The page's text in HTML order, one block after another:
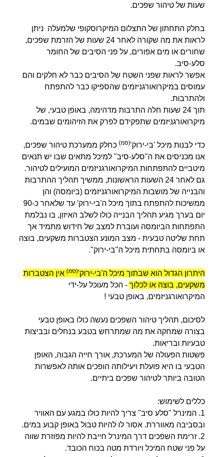
שעות של טיהור שפכים.
בחלק התחתון של התצלום המיקרוסקופי שלמעלה ניתן
לראות את מה שקורה לאחר 24 שעות של הזרמת שפכים,
שחורים או מים אפורים, על פני הסיבים של החומר
סלע-סיב.
אפשר לראות שפני השטח של הסיבים כבר לא חלקים והם
עמוסים במיקרואורגניזמים שהספיקו כבר להתפתח
ולהתרבות.
תוך 24 שעות חלה התרבות מדהימה, באופן טבעי, של
מיקרואורגניזמים שתפקידם לפרק את הזיהומים שבמים.
כדי לבנות מיכל 'בי-ירוק'(סמ) כחלק ממערכת טיהור שפכים,
אנו מכניסים את ה"סלע-סיב" למיכל מתאים שבו יש תנאים
מיטביים להתפתחות המיקרואורגניזמים המועילים לטיהור.
גם לאחר 24 השעות הראשונות, ממשיך תהליך ההתרבות
והבנייה של מושבות המיקרואורגניזמים (ביומסה) והן
ממשיכות להתפתח בתוך מיכל ה'בי-ירוק' עד שלאחר כ-90
יום בערך מגיע תהליך הבנייה כולו לשלב האיזון, בו נבלמת
התפתחות הביומסה ועוברת למצב של חידוש מתמיד אך
תחת שליטה טבעית - מצב המונע הצטברות משקעים, בוצה
או ביומסה בתחתית מיכל ה"בי-ירוק".
היתרון הגדול הוא שבתוך מיכל ה'בי-ירוק'(סמ) אין הצטברות
משקעים, בוצה או לכלוך - הכל מעוכל על-ידי
המיקרואורגניזמים, באופן טבעי !
לסיכום, תהליך טיהור השפכים נעשה כולו באופן טבעי
בצורה שמחקה את מה שמתרחש בטבע בנחלים ובביצות
טבעיות ובריאות.
פשטות הפעולה של המערכת, אורך חייה הגבוה, האופן
הטבעי בו היא פועלת ויעילותה הופכים אותה לאפשרות
הטובה ביותר לטיהור שפכים ביתיים.
כללים לשימוש:
1. המינרל "סלע סיב" צריך להיות כולו במגע עם האוויר
ובסביבה מאווררת. אסור לו להיות טבול באופן קבוע במים.
2. זרימת השפכים דרך המינרל חייבת להיות מפוזרת שווה
על פני שטח המיכל ויורדת מטה בכוח הכובד.